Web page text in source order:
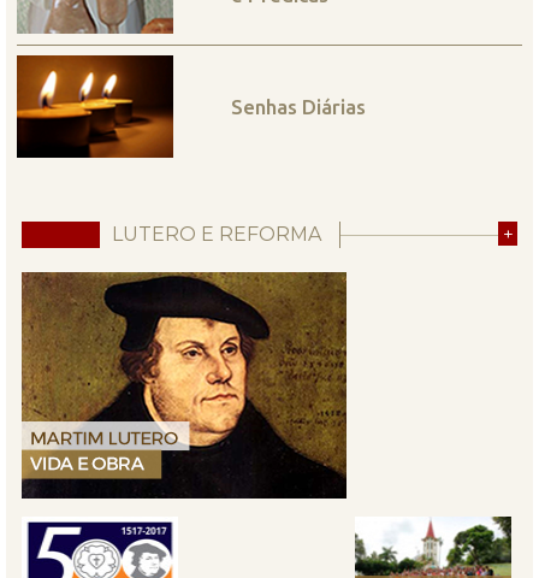
Senhas Diárias
LUTERO E REFORMA +